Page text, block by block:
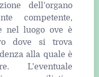
dell’organo
competente,
nel luogo ove è
dove si trova
alla quale è
L’eventuale